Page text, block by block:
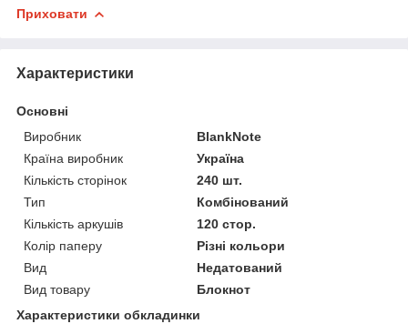
Приховати
Характеристики
Основні
Виробник
BlankNote
Країна виробник
Україна
Кількість сторінок
240 шт.
Тип
Комбінований
Кількість аркушів
120 стор.
Колір паперу
Різні кольори
Вид
Недатований
Вид товару
Блокнот
Характеристики обкладинки